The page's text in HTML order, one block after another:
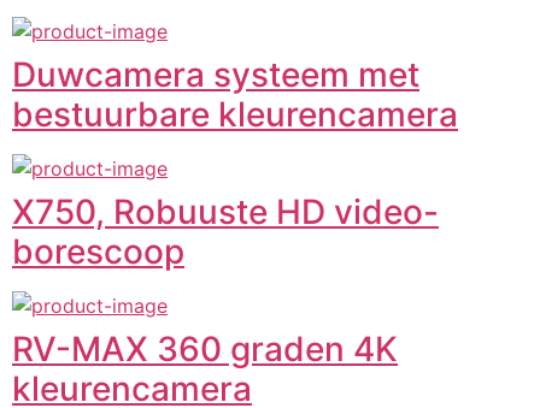
Duwcamera systeem met
bestuurbare kleurencamera
X750, Robuuste HD video-
borescoop
RV-MAX 360 graden 4K
kleurencamera